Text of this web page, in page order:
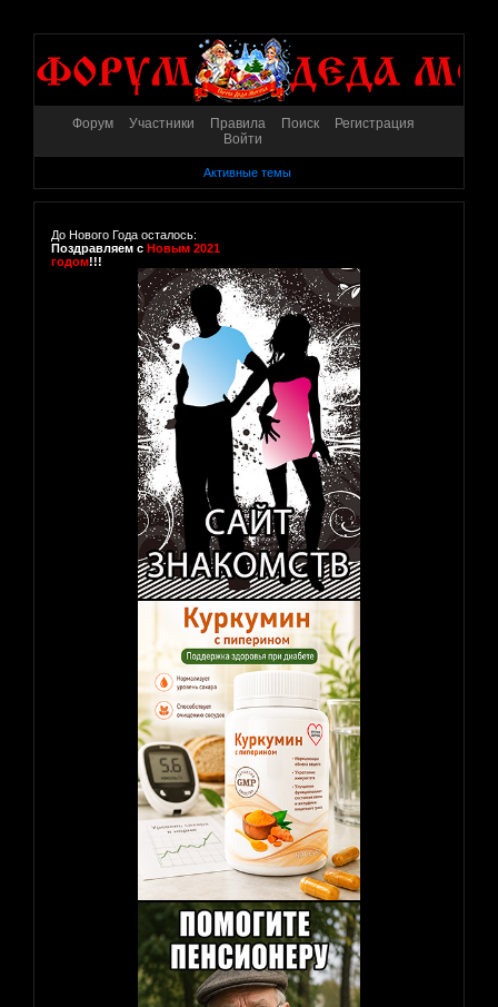
Форум Участники Правила Поиск
Регистрация
Войти
Активные темы
До Нового Года осталось:
Поздравляем с Новым 2021
годом!!!